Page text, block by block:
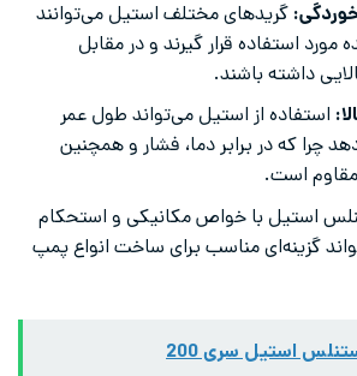
گریدهای مختلف استیل می‌توانند
استفاده قرار گیرند و در مقابل
داشته باشند.
استفاده از استیل می‌تواند طول عمر
چرا که در برابر دما، فشار و همچنین
است.
استیل با خواص مکانیکی و استحکام
گزینه‌ای مناسب برای ساخت انواع پمپ
استیل سری 200